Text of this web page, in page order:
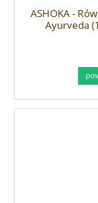
ASHOKA -
Ayurveda